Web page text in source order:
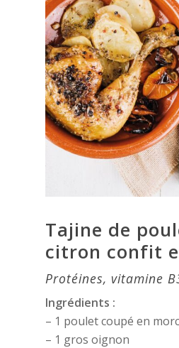
Tajine de
citron confit
Protéines, vitamine
Ingrédients :
– 1 poulet coupé en
– 1 gros oignon